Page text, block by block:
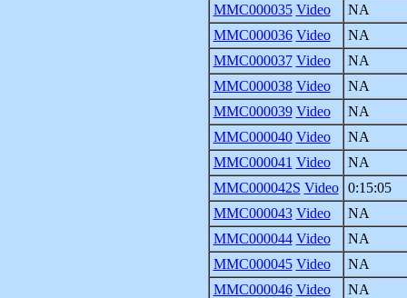
MMC000035 Video
NA
MMC000036 Video
NA
MMC000037 Video
NA
MMC000038 Video
NA
MMC000039 Video
NA
MMC000040 Video
NA
MMC000041 Video
NA
MMC000042S Video
0:15:05
MMC000043 Video
NA
MMC000044 Video
NA
MMC000045 Video
NA
MMC000046 Video
NA